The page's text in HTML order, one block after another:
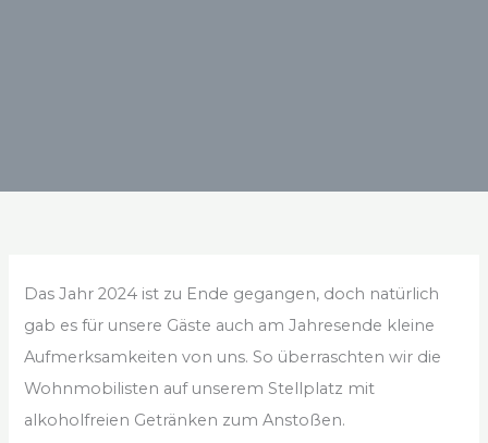
Das Jahr 2024 ist zu Ende gegangen, doch natürlich
gab es für unsere Gäste auch am Jahresende kleine
Aufmerksamkeiten von uns. So überraschten wir die
Wohnmobilisten auf unserem Stellplatz mit
alkoholfreien Getränken zum Anstoßen.